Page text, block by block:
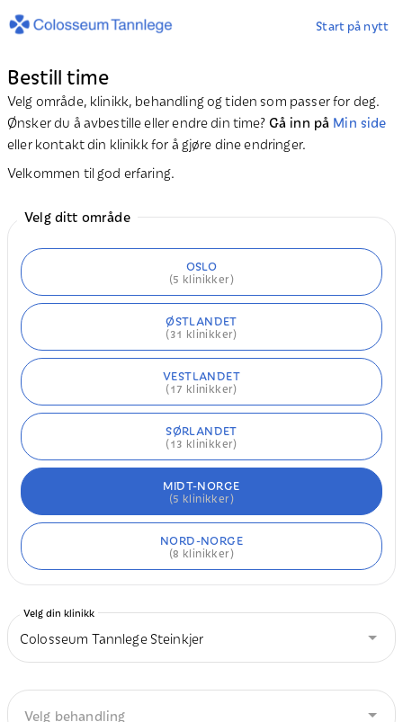
Start på nytt
Bestill time
Velg område, klinikk, behandling og tiden som passer for deg.
Ønsker du å avbestille eller endre din time?Gå inn på Min side
eller kontakt din klinikk for å gjøre dine endringer.
Velkommen til god erfaring.
Velg ditt område
OSLO
(5 klinikker)
ØSTLANDET
(31 klinikker)
VESTLANDET
(17 klinikker)
SØRLANDET
(13 klinikker)
MIDT-NORGE
(5 klinikker)
NORD-NORGE
(8 klinikker)
Colosseum Tannlege Steinkjer
Velg din klinikk
Velg behandling